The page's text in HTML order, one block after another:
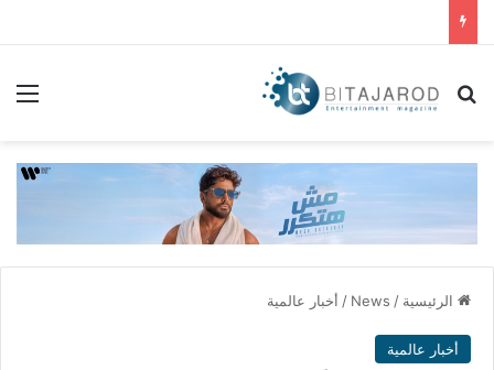
بحث عن
الرئيسية /
News
/ أخبار عالمية
أخبار عالمية